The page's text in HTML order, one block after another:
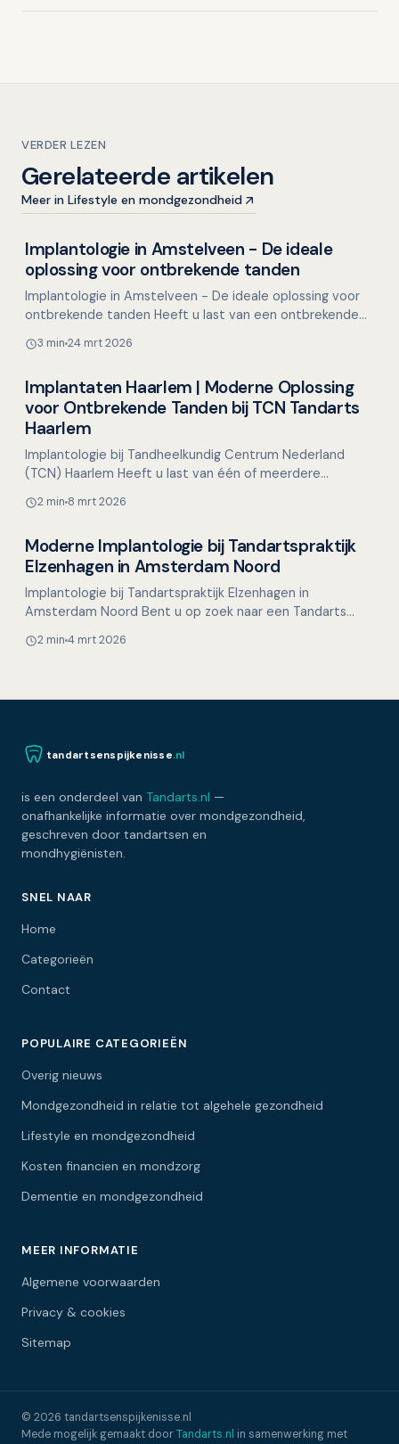
VERDER LEZEN
Gerelateerde artikelen
Meer in Lifestyle en mondgezondheid
Overig nieuws
Implantologie in Amstelveen - De ideale
oplossing voor ontbrekende tanden
Implantologie in Amstelveen - De ideale oplossing voor
ontbrekende tanden Heeft u last van een ontbrekende
3 min 24 mrt 2026
Overig nieuws
Implantaten Haarlem | Moderne Oplossing
voor Ontbrekende Tanden bij TCN Tandarts
Haarlem
Implantologie bij Tandheelkundig Centrum Nederland
(TCN) Haarlem Heeft u last van één of meerdere
oplos…
2 min 8 mrt 2026
Overig nieuws
Moderne Implantologie bij Tandartspraktijk
Elzenhagen in Amsterdam Noord
Implantologie bij Tandartspraktijk Elzenhagen in
Amsterdam Noord Bent u op zoek naar een Tandarts
en modern…
2 min 4 mrt 2026
tandartsenspijkenisse.nl
is een onderdeel van Tandarts.nl —
onafhankelijke informatie over mondgezondheid,
geschreven door tandartsen en
mondhygiënisten.
SNEL NAAR
Home
Categorieën
Contact
POPULAIRE CATEGORIEËN
Overig nieuws
Mondgezondheid in relatie tot algehele gezondheid
Lifestyle en mondgezondheid
Kosten financien en mondzorg
Dementie en mondgezondheid
MEER INFORMATIE
Algemene voorwaarden
Privacy & cookies
Sitemap
© 2026 tandartsenspijkenisse.nl
Mede mogelijk gemaakt doorTandarts.nl in samenwerking met